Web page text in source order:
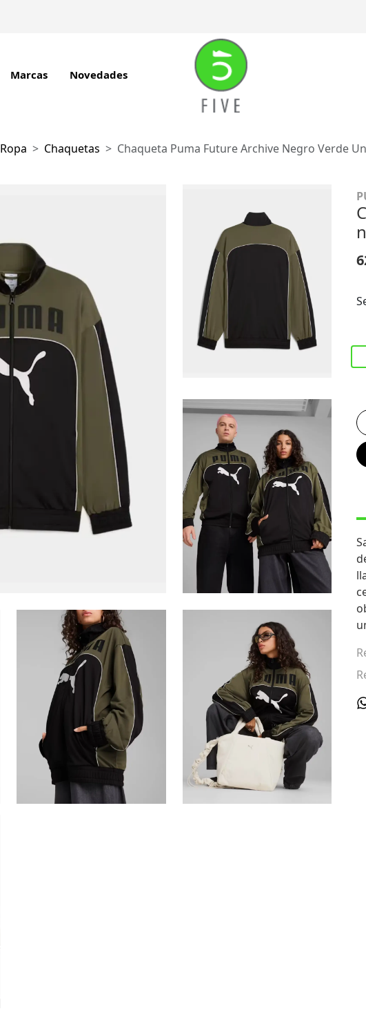
Marcas Novedades
Ropa Chaquetas Chaqueta Puma Future Archive Negro Verde